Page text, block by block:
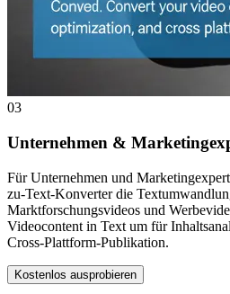
03
Unternehmen &
Für Unternehmen und
zu-Text-Konverter die
Marktforschungsvideos und
Videocontent in Text um für
Cross-Plattform-Publikation.
Kostenlos ausprobieren